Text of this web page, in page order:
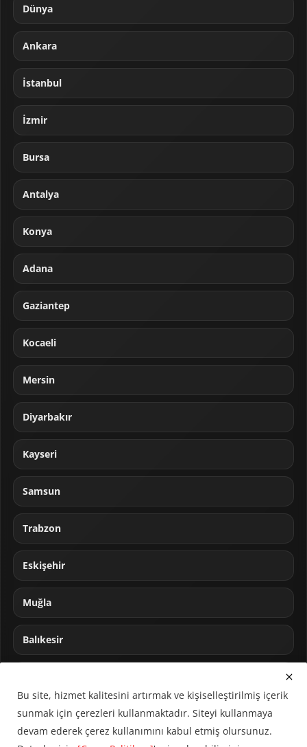
Dünya
Ankara
İstanbul
İzmir
Bursa
Antalya
Konya
Adana
Gaziantep
Kocaeli
Mersin
Diyarbakır
Kayseri
Samsun
Trabzon
Eskişehir
Muğla
Balıkesir
Bu site, hizmet kalitesini artırmak ve kişiselleştirilmiş içerik
sunmak için çerezleri kullanmaktadır. Siteyi kullanmaya
devam ederek çerez kullanımını kabul etmiş olursunuz.